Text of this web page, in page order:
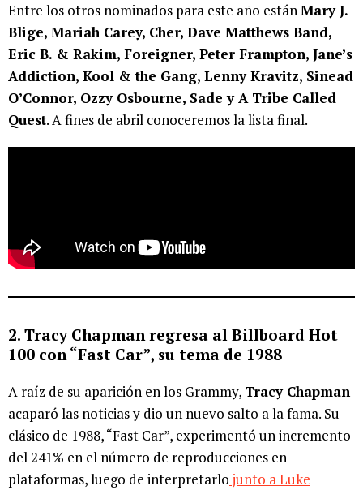
Entre los otros nominados para este año estánMary J.
Blige, Mariah Carey, Cher, Dave Matthews Band,
Eric B. & Rakim, Foreigner, Peter Frampton, Jane’s
Addiction, Kool & the Gang, Lenny Kravitz, Sinead
O’Connor, Ozzy Osbourne, Sade y A Tribe Called
Quest. A fines de abril conoceremos la lista final.
2. Tracy Chapman regresa al Billboard Hot
100 con “Fast Car”, su tema de 1988
A raíz de su aparición en los Grammy, Tracy Chapman
acaparó las noticias y dio un nuevo salto a la fama. Su
clásico de 1988, “Fast Car”, experimentó un incremento
del 241% en el número de reproducciones en
plataformas, luego de interpretarlo junto a Luke